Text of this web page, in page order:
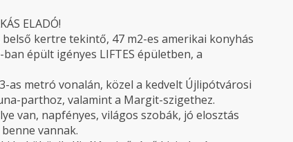
ELADÓ!
kertre tekintő, 47 m2-es amerikai konyhás
épült igényes LIFTES épületben, a
as metró vonalán, közel a kedvelt Újlipótvárosi
parthoz, valamint a Margit-szigethez.
van, napfényes, világos szobák, jó elosztás
vannak.